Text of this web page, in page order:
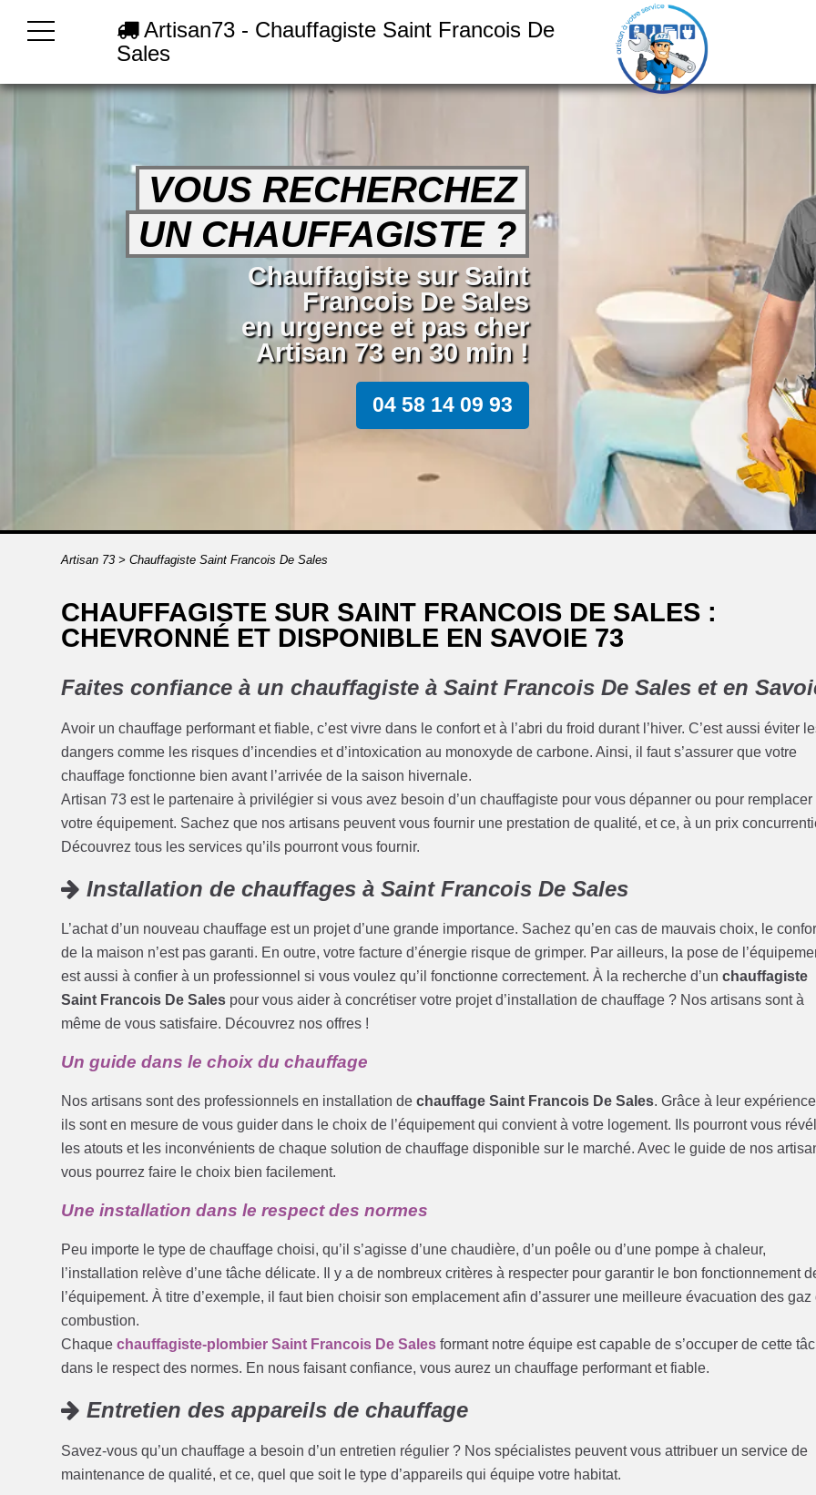
Artisan73 - Chauffagiste Saint Francois De
Sales
VOUS RECHERCHEZ
UN CHAUFFAGISTE ?
Chauffagiste sur Saint
Francois De Sales
en urgence et pas cher
Artisan 73 en 30 min !
04 58 14 09 93
Artisan 73> Chauffagiste Saint Francois De Sales
CHAUFFAGISTE SUR SAINT FRANCOIS DE SALES :
CHEVRONNÉ ET DISPONIBLE EN SAVOIE 73
Faites confiance à un chauffagiste à Saint Francois De Sales et en
Avoir un chauffage performant et fiable, c’est vivre dans le confort et à l’abri du froid durant l’hiver. C’est aussi éviter
dangers comme les risques d’incendies et d’intoxication au monoxyde de carbone. Ainsi, il faut s’assurer que votre
chauffage fonctionne bien avant l’arrivée de la saison hivernale.
Artisan 73 est le partenaire à privilégier si vous avez besoin d’un chauffagiste pour vous dépanner ou pour remplacer
votre équipement. Sachez que nos artisans peuvent vous fournir une prestation de qualité, et ce, à un prix
Découvrez tous les services qu’ils pourront vous fournir.
Installation de chauffages à Saint Francois De Sales
L’achat d’un nouveau chauffage est un projet d’une grande importance. Sachez qu’en cas de mauvais choix, le
de la maison n’est pas garanti. En outre, votre facture d’énergie risque de grimper. Par ailleurs, la pose de
est aussi à confier à un professionnel si vous voulez qu’il fonctionne correctement. À la recherche d’unchauffagiste
Saint Francois De Sales pour vous aider à concrétiser votre projet d’installation de chauffage ? Nos artisans sont à
même de vous satisfaire. Découvrez nos offres !
Un guide dans le choix du chauffage
Nos artisans sont des professionnels en installation dechauffage Saint Francois De Sales. Grâce à leur
ils sont en mesure de vous guider dans le choix de l’équipement qui convient à votre logement. Ils pourront vous
les atouts et les inconvénients de chaque solution de chauffage disponible sur le marché. Avec le guide de nos
vous pourrez faire le choix bien facilement.
Une installation dans le respect des normes
Peu importe le type de chauffage choisi, qu’il s’agisse d’une chaudière, d’un poêle ou d’une pompe à chaleur,
l’installation relève d’une tâche délicate. Il y a de nombreux critères à respecter pour garantir le bon fonctionnement
l’équipement. À titre d’exemple, il faut bien choisir son emplacement afin d’assurer une meilleure évacuation des gaz
combustion.
Chaquechauffagiste-plombier Saint Francois De Sales formant notre équipe est capable de s’occuper de cette
dans le respect des normes. En nous faisant confiance, vous aurez un chauffage performant et fiable.
Entretien des appareils de chauffage
Savez-vous qu’un chauffage a besoin d’un entretien régulier ? Nos spécialistes peuvent vous attribuer un service de
maintenance de qualité, et ce, quel que soit le type d’appareils qui équipe votre habitat.